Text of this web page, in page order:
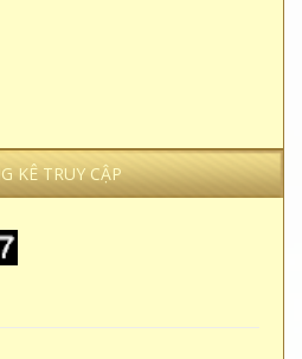
KÊ TRUY CẬP